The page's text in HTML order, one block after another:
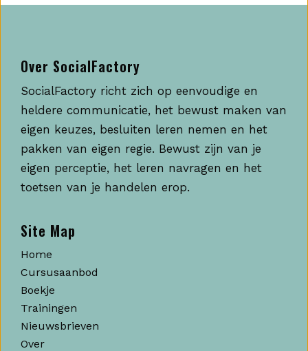
Over SocialFactory
SocialFactory richt zich op eenvoudige en
heldere communicatie, het bewust maken van
eigen keuzes, besluiten leren nemen en het
pakken van eigen regie. Bewust zijn van je
eigen perceptie, het leren navragen en het
toetsen van je handelen erop.
Site Map
Home
Cursusaanbod
Boekje
Trainingen
Nieuwsbrieven
Over